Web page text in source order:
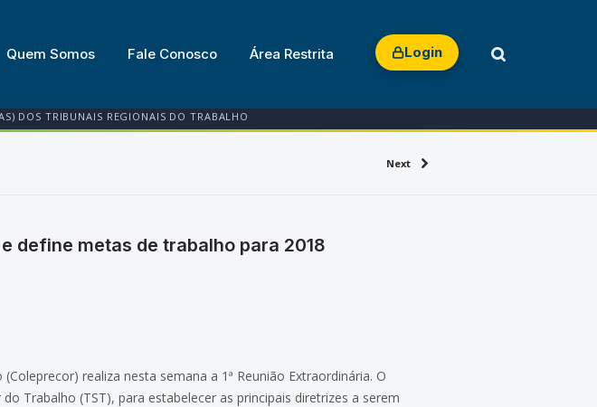
Quem Somos Fale Conosco Área Restrita Login
DOS TRIBUNAIS REGIONAIS DO TRABALHO
Next
define metas de trabalho para 2018
realiza nesta semana a 1ª Reunião Extraordinária. O
Trabalho (TST), para estabelecer as principais diretrizes a serem